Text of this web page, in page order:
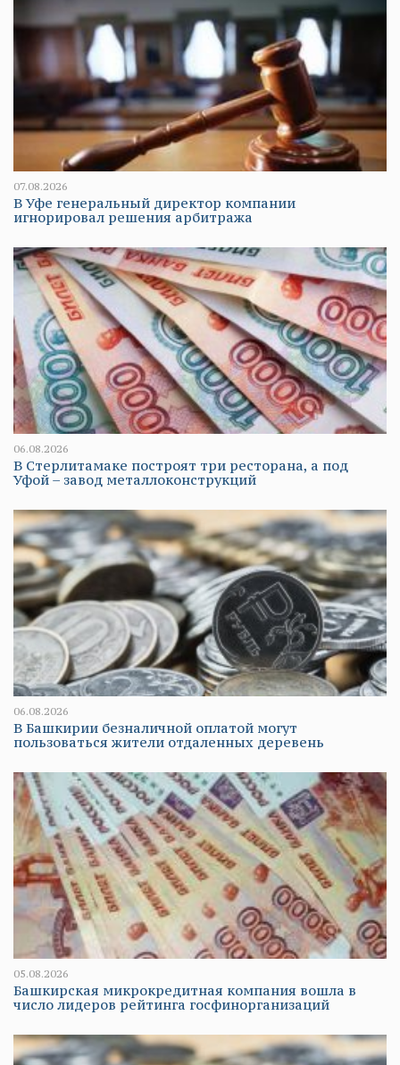
07.08.2026
В Уфе генеральный директор компании
игнорировал решения арбитража
06.08.2026
В Стерлитамаке построят три ресторана, а под
Уфой – завод металлоконструкций
06.08.2026
В Башкирии безналичной оплатой могут
пользоваться жители отдаленных деревень
05.08.2026
Башкирская микрокредитная компания вошла в
число лидеров рейтинга госфинорганизаций